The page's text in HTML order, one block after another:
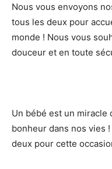
Nous vous envoyons
tous les deux pour
monde ! Nous vous
douceur et en toute
Un bébé est un
bonheur dans nos vies
deux pour cette